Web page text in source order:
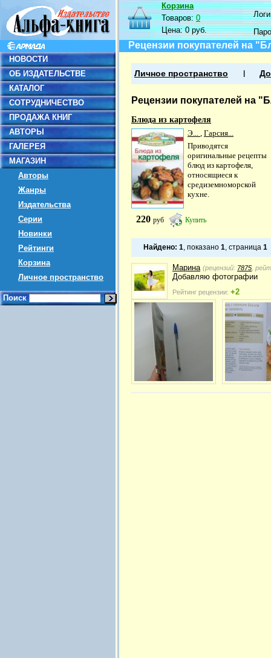
НОВОСТИ
ОБ ИЗДАТЕЛЬСТВЕ
КАТАЛОГ
СОТРУДНИЧЕСТВО
ПРОДАЖА КНИГ
АВТОРЫ
ГАЛЕРЕЯ
МАГАЗИН
Авторы
Жанры
Издательства
Серии
Новинки
Рейтинги
Корзина
Личное пространство
Поиск
Корзина
Товаров:0
Цена:0 руб.
Рецензии покупателей на
Личное пространство
Рецензии покупателей на
Блюда из картофеля
Э... , Гарсия...
Приводятся
оригинальные рецепты
блюд из картофеля,
относящиеся к
средиземноморской
кухне.
220 руб Купить
Найдено: 1, показано 1, страница 1
Марина (рецензий: 7875 ,
Добавляю фотографии
Рейтинг рецензии: +2